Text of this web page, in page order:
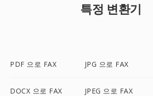
특정 변환기
PDF 으로 FAX JPG 으로 FAX
DOCX 으로 FAX JPEG 으로 FAX